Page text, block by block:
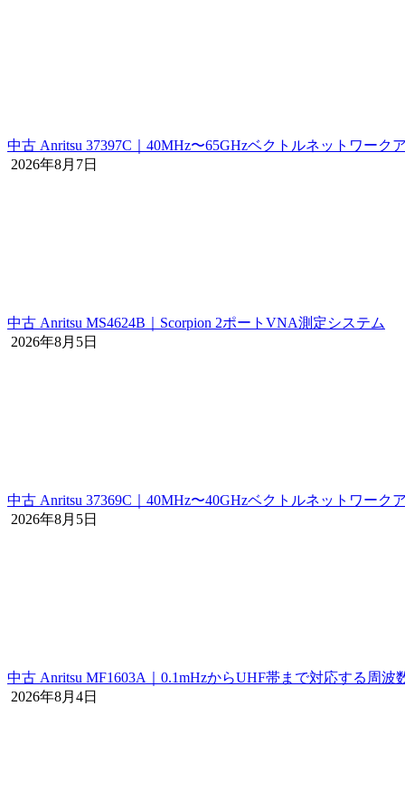
中古 Anritsu 37397C｜40MHz〜65GHzベクトルネットワーク
2026年8月7日
中古 Anritsu MS4624B｜Scorpion 2ポートVNA測定システム
2026年8月5日
中古 Anritsu 37369C｜40MHz〜40GHzベクトルネットワーク
2026年8月5日
中古 Anritsu MF1603A｜0.1mHzからUHF帯まで対応する周波
2026年8月4日